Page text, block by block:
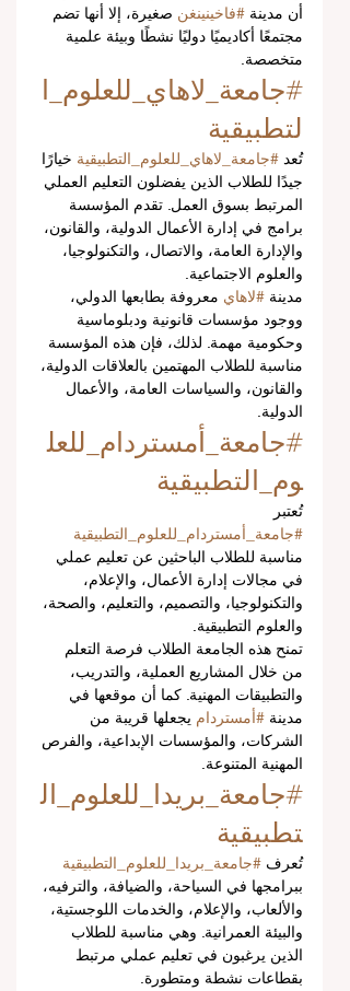
أن مدينة #فاخينينغن صغيرة، إلا أنها تضم
مجتمعًا أكاديميًا دوليًا نشطًا وبيئة علمية
متخصصة.
#جامعة_لاهاي_للعلوم_ا
لتطبيقية
تُعد #جامعة_لاهاي_للعلوم_التطبيقية خيارًا
جيدًا للطلاب الذين يفضلون التعليم العملي
المرتبط بسوق العمل. تقدم المؤسسة
برامج في إدارة الأعمال الدولية، والقانون،
والإدارة العامة، والاتصال، والتكنولوجيا،
والعلوم الاجتماعية.
مدينة #لاهاي معروفة بطابعها الدولي،
ووجود مؤسسات قانونية ودبلوماسية
وحكومية مهمة. لذلك، فإن هذه المؤسسة
مناسبة للطلاب المهتمين بالعلاقات الدولية،
والقانون، والسياسات العامة، والأعمال
الدولية.
#جامعة_أمستردام_للعل
وم_التطبيقية
تُعتبر
#جامعة_أمستردام_للعلوم_التطبيقية
مناسبة للطلاب الباحثين عن تعليم عملي
في مجالات إدارة الأعمال، والإعلام،
والتكنولوجيا، والتصميم، والتعليم، والصحة،
والعلوم التطبيقية.
تمنح هذه الجامعة الطلاب فرصة التعلم
من خلال المشاريع العملية، والتدريب،
والتطبيقات المهنية. كما أن موقعها في
مدينة #أمستردام يجعلها قريبة من
الشركات، والمؤسسات الإبداعية، والفرص
المهنية المتنوعة.
#جامعة_بريدا_للعلوم_ال
تطبيقية
تُعرف #جامعة_بريدا_للعلوم_التطبيقية
ببرامجها في السياحة، والضيافة، والترفيه،
والألعاب، والإعلام، والخدمات اللوجستية،
والبيئة العمرانية. وهي مناسبة للطلاب
الذين يرغبون في تعليم عملي مرتبط
بقطاعات نشطة ومتطورة.